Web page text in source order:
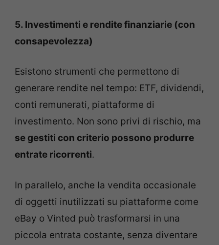
5. Investimenti e rendite finanziarie (con
consapevolezza)
Esistono strumenti che permettono di
generare rendite nel tempo: ETF, dividendi,
conti remunerati, piattaforme di
investimento. Non sono privi di rischio, ma
se gestiti con criterio possono produrre
entrate ricorrenti.
In parallelo, anche la vendita occasionale
di oggetti inutilizzati su piattaforme come
eBay o Vinted può trasformarsi in una
piccola entrata costante, senza diventare